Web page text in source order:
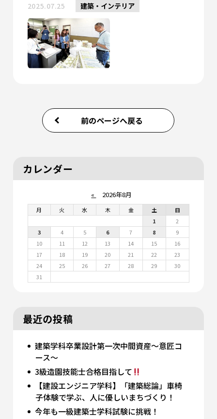
2025.07.25 建築・インテリア
前のページへ戻る
カレンダー
« 2026年8月
月 火 水 木 金 土
日
1
2
3
4 5 6 7 8
9
10
11 12 13 14 15
16
17
18 19 20 21 22
23
24
25 26 27 28 29
30
31
最近の投稿
建築学科卒業設計第一次中間資産～意匠コ
ース～
3級造園技能士合格目指して
【建設エンジニア学科】「建築総論」車椅
子体験で学ぶ、人に優しいまちづくり！
今年も一級建築士学科試験に挑戦！